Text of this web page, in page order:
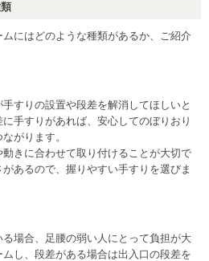
にはどのような種類があるか、ご紹介
すりの設置や段差を解消してほしいと
手すりがあれば、安心してのぼりおり
がります。
きに合わせて取り付けることが大切で
あるので、握りやすい手すりを選びま
場合、足腰の弱い人にとって負担が大
し、段差がある場合は出入口の段差を